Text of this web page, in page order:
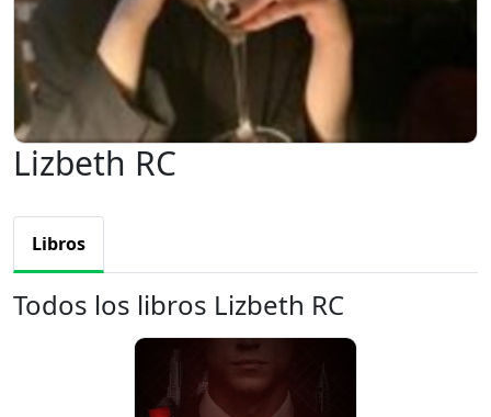
Lizbeth RC
Libros
Todos los libros Lizbeth RC